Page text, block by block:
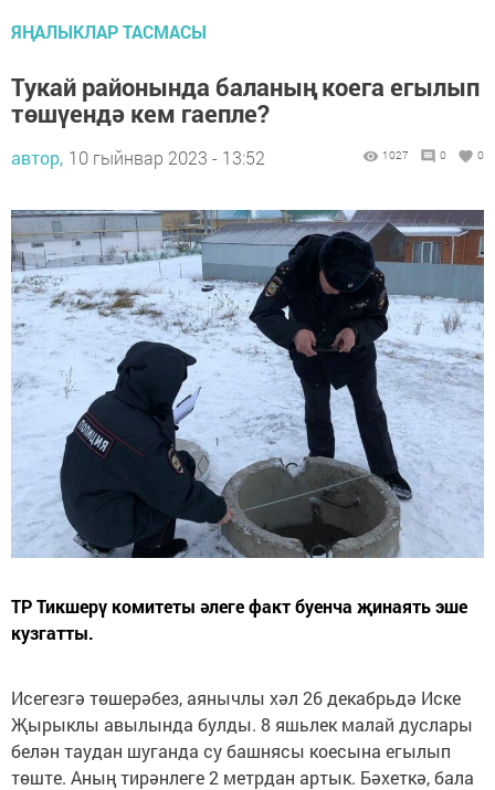
ЯҢАЛЫКЛАР ТАСМАСЫ
Тукай районында баланың коега егылып
төшүендә кем гаепле?
автор, 10 гыйнвар 2023 - 13:52 1027 0 0
ТР Тикшерү комитеты әлеге факт буенча җинаять эше
кузгатты.
Исегезгә төшерәбез, аянычлы хәл 26 декабрьдә Иске
Җырыклы авылында булды. 8 яшьлек малай дуслары
белән таудан шуганда су башнясы коесына егылып
төште. Аның тирәнлеге 2 метрдан артык. Бәхеткә, бала